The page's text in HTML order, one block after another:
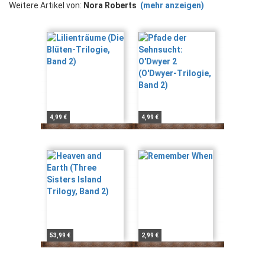
Weitere Artikel von: Nora Roberts (mehr anzeigen)
4,99 € 4,99 €
53,99 € 2,99 €